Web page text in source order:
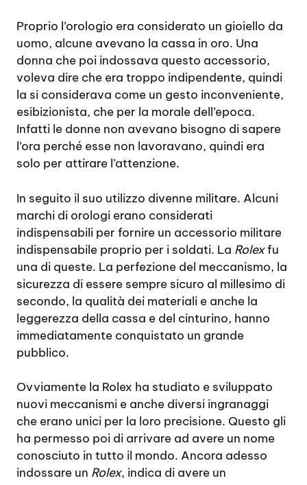
Proprio l’orologio era considerato un gioiello da
uomo, alcune avevano la cassa in oro. Una
donna che poi indossava questo accessorio,
voleva dire che era troppo indipendente, quindi
la si considerava come un gesto inconveniente,
esibizionista, che per la morale dell’epoca.
Infatti le donne non avevano bisogno di sapere
l’ora perché esse non lavoravano, quindi era
solo per attirare l’attenzione.
In seguito il suo utilizzo divenne militare. Alcuni
marchi di orologi erano considerati
indispensabili per fornire un accessorio militare
indispensabile proprio per i soldati. La Rolexfu
una di queste. La perfezione del meccanismo, la
sicurezza di essere sempre sicuro al millesimo di
secondo, la qualità dei materiali e anche la
leggerezza della cassa e del cinturino, hanno
immediatamente conquistato un grande
pubblico.
Ovviamente la Rolex ha studiato e sviluppato
nuovi meccanismi e anche diversi ingranaggi
che erano unici per la loro precisione. Questo gli
ha permesso poi di arrivare ad avere un nome
conosciuto in tutto il mondo. Ancora adesso
indossare un Rolex, indica di avere un